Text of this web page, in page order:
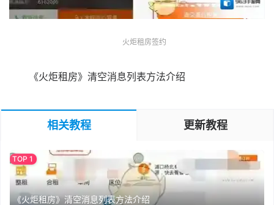
火炬租房签约
《火炬租房》清空消息列表方法介绍
相关教程 更新教程
《火炬租房》清空消息列表方法介绍